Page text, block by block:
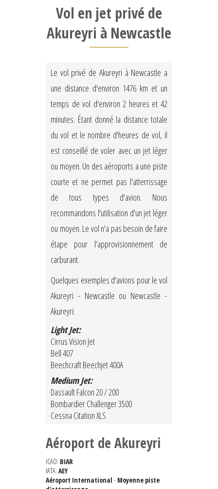
Vol en jet privé de
Akureyri à Newcastle
Le vol privé de Akureyri à Newcastle a
une distance d'environ 1476 km et un
temps de vol d'environ 2 heures et 42
minutes. Étant donné la distance totale
du vol et le nombre d'heures de vol, il
est conseillé de voler avec un jet léger
ou moyen. Un des aéroports a une piste
courte et ne permet pas l'atterrissage
de tous types d'avion. Nous
recommandons l'utilisation d'un jet léger
ou moyen. Le vol n'a pas besoin de faire
étape pour l’approvisionnement de
carburant.
Quelques exemples d'avions pour le vol
Akureyri - Newcastle ou Newcastle -
Akureyri:
Light Jet:
Cirrus Vision Jet
Bell 407
Beechcraft Beechjet 400A
Medium Jet:
Dassault Falcon 20 / 200
Bombardier Challenger 3500
Cessna Citation XLS
Aéroport de Akureyri
ICAO: BIAR
IATA: AEY
Aéroport International - Moyenne piste